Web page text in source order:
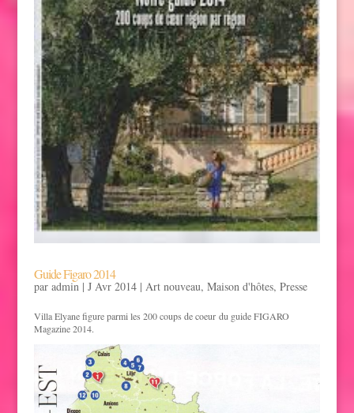
Guide Figaro 2014
par admin | J Avr 2014| Art nouveau, Maison d'hôtes, Presse
Villa Elyane figure parmi les 200 coups de coeur du guide FIGARO
Magazine 2014.